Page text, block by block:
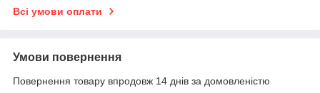
Всі умови оплати
Умови повернення
Повернення товару впродовж 14 днів за домовленістю